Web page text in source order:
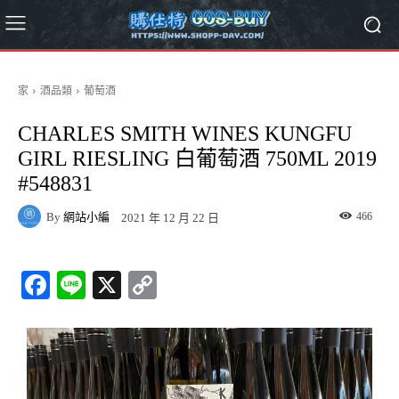
家 酒品類 葡萄酒
CHARLES SMITH WINES KUNGFU
GIRL RIESLING 白葡萄酒 750ML 2019
#548831
By 網站小編 2021 年 12 月 22 日 466
Fa
bo
ok
Li
X
y
Li